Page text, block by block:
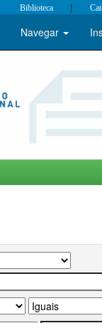
Biblioteca |
Navegar